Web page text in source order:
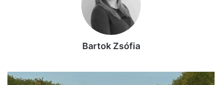
Bartok Zsófia